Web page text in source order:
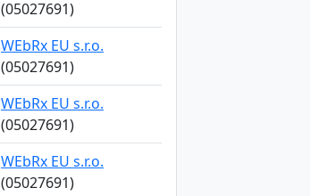
(05027691)
WEbRx EU s.r.o.
(05027691)
WEbRx EU s.r.o.
(05027691)
WEbRx EU s.r.o.
(05027691)